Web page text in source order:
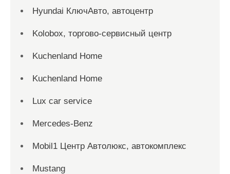
Hyundai КлючАвто, автоцентр
Kolobox, торгово-сервисный центр
Kuchenland Home
Kuchenland Home
Lux car service
Mercedes-Benz
Mobil1 Центр Автолюкс, автокомплекс
Mustang